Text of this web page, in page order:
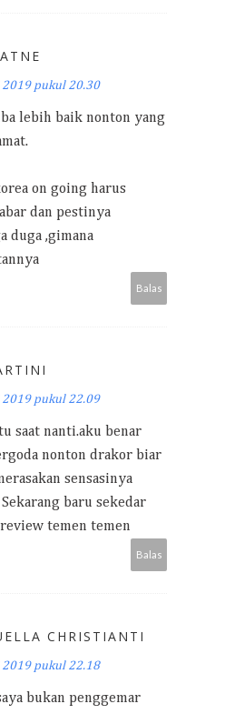
2019 pukul 20.30
lebih baik nonton yang
on going harus
dan pestinya
duga ,gimana
Balas
2019 pukul 22.09
saat nanti.aku benar
nonton drakor biar
sensasinya
Sekarang baru sekedar
temen temen
Balas
CHRISTIANTI
2019 pukul 22.18
bukan penggemar